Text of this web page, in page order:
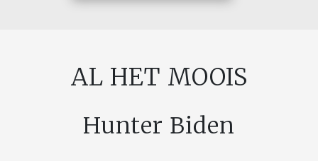
AL HET MOOIS
Hunter Biden